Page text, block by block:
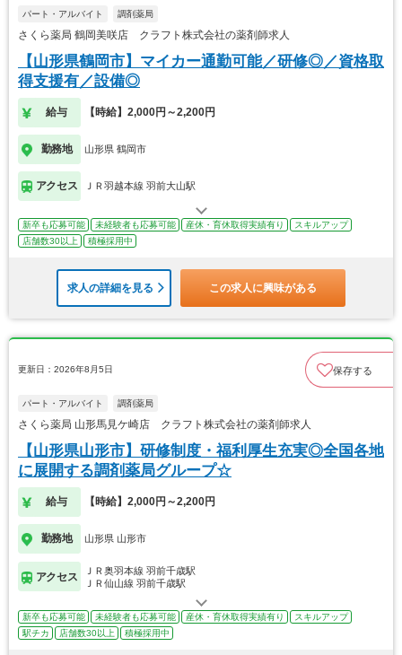
パート・アルバイト 調剤薬局
さくら薬局 鶴岡美咲店 クラフト株式会社の薬剤師求人
【山形県鶴岡市】マイカー通勤可能／研修◎／資格取
得支援有／設備◎
給与 【時給】2,000円～2,200円
勤務地 山形県 鶴岡市
アクセス ＪＲ羽越本線 羽前大山駅
新卒も応募可能 未経験者も応募可能 産休・育休取得実績有り
スキルアップ
店舗数30以上
積極採用中
求人の詳細を見る この求人に興味がある
更新日：2026年8月5日 保存する
パート・アルバイト 調剤薬局
さくら薬局 山形馬見ケ崎店 クラフト株式会社の薬剤師求人
【山形県山形市】研修制度・福利厚生充実◎全国各地
に展開する調剤薬局グループ☆
給与 【時給】2,000円～2,200円
勤務地 山形県 山形市
アクセス
ＪＲ奥羽本線 羽前千歳駅
ＪＲ仙山線 羽前千歳駅
新卒も応募可能 未経験者も応募可能 産休・育休取得実績有り
スキルアップ
駅チカ
店舗数30以上 積極採用中